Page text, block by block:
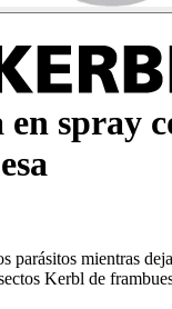
en spray
parásitos mientras
Kerbl de